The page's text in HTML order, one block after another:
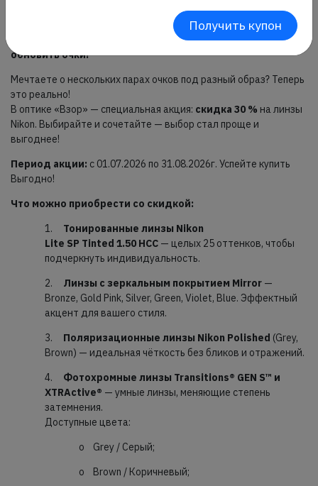
Линзы Nikon со скидкой 30 % в оптике «Взор» — пора
обновить очки!
Мечтаете о нескольких парах очков под разный образ? Теперь
это реально!
В оптике «Взор» — специальная акция: скидка 30 % на линзы
Nikon. Выбирайте и сочетайте — выбор стал проще и
выгоднее!
Период акции: с 01.07.2026 по 31.08.2026г. Успейте купить
Выгодно!
Что можно приобрести со скидкой:
1. Тонированные линзы Nikon
Lite SP Tinted 1.50 HCC— целых 25 оттенков, чтобы
подчеркнуть индивидуальность.
2. Линзы с зеркальным покрытием Mirror—
Bronze, Gold Pink, Silver, Green, Violet, Blue. Эффектный
акцент для вашего стиля.
3. Поляризационные линзы Nikon Polished (Grey,
Brown) — идеальная чёткость без бликов и отражений.
4. Фотохромные линзы Transitions® GEN S™ и
XTRActive® — умные линзы, меняющие степень
затемнения.
Доступные цвета:
o Grey / Серый;
o Brown / Коричневый;
Получить купон